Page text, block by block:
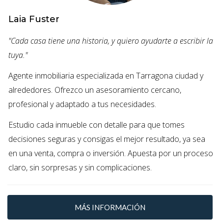
estaba listada a un precio un 15% más alto que
casas similares vendidas recientemente. El
ajustar el precio, comenzaron a recibir ofertas.
Si sientes que tu casa está mal valorada,
¡hablemos! Puedo ayudarte a establecer
un precio competitivo.
Caso 2: Presentación deficiente
La presentación es clave para atraer
compradores. Recuerdo un caso donde una casa
estaba llena de muebles viejos y desordenada. Las
acogedores. Tras organizar y limpiar, junto con un
par de retoques estéticos, las visitas aumentaron
Laia Fuster
"Cada casa tiene una historia, y quiero ayudarte a escribir la
tuya."
Agente inmobiliaria especializada en Tarragona ciudad y
alrededores. Ofrezco un asesoramiento cercano,
profesional y adaptado a tus necesidades.
Estudio cada inmueble con detalle para que tomes
decisiones seguras y consigas el mejor resultado, ya sea
en una venta, compra o inversión. Apuesta por un proceso
claro, sin sorpresas y sin complicaciones.
MÁS INFORMACIÓN